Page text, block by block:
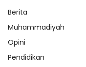
Berita
Muhammadiyah
Opini
Pendidikan